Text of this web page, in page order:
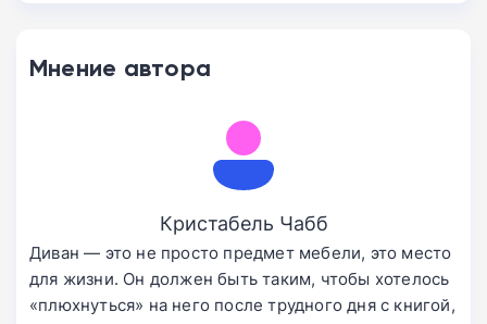
Мнение автора
Кристабель Чабб
Диван — это не просто предмет мебели, это место
для жизни. Он должен быть таким, чтобы хотелось
«плюхнуться» на него после трудного дня с книгой,